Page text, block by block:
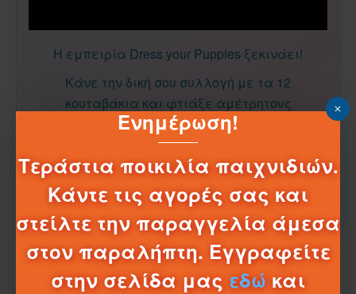
Ενημέρωση!
Τεράστια ποικιλία παιχνιδιών.
Κάντε τις αγορές σας και
στείλτε την παραγγελία άμεσα
στον παραλήπτη. Εγγραφείτε
στην σελίδα μας εδώ και
H εμπειρία Dress your Puppies ξεκινάει!
Κάνε την δική σου συλλογή με τα 12
κουταβάκια και φτιάξε αμέτρητους
συνδυασμούς με τα κουστουμάκια τους.
Σύλλεξε τα όλα!
Δεν υπάρχουν προϊόντα σε αυτήν την κατηγορία.